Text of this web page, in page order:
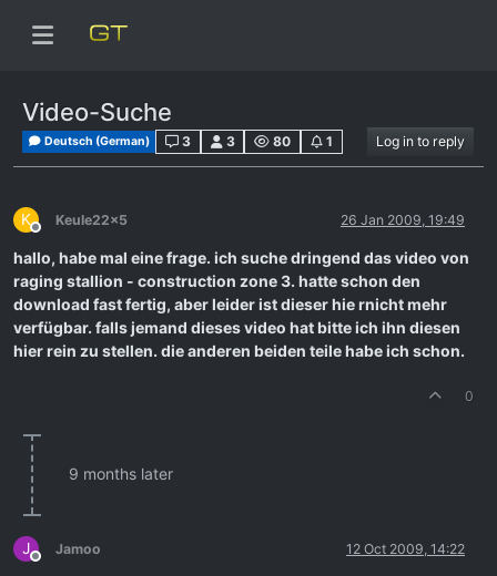
Video-Suche
Deutsch (German) 3 3 80 1 Log in to reply
K
Offline
Keule22x5 26 Jan 2009, 19:49
hallo, habe mal eine frage. ich suche dringend das video von
raging stallion - construction zone 3. hatte schon den
download fast fertig, aber leider ist dieser hie rnicht mehr
verfügbar. falls jemand dieses video hat bitte ich ihn diesen
hier rein zu stellen. die anderen beiden teile habe ich schon.
0
9 months later
J
Offline
Jamoo 12 Oct 2009, 14:22